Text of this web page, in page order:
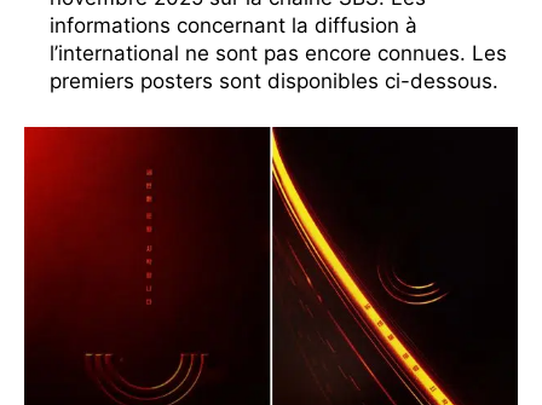
informations concernant la diffusion à
l’international ne sont pas encore connues. Les
premiers posters sont disponibles ci-dessous.